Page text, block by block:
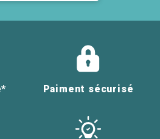
Paiment sécurisé